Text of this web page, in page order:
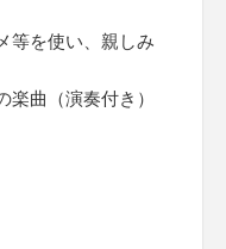
等を使い、親しみ
楽曲（演奏付き）